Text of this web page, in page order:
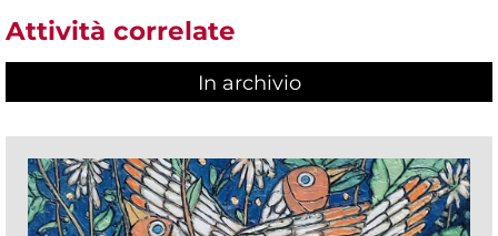
Attività correlate
In archivio